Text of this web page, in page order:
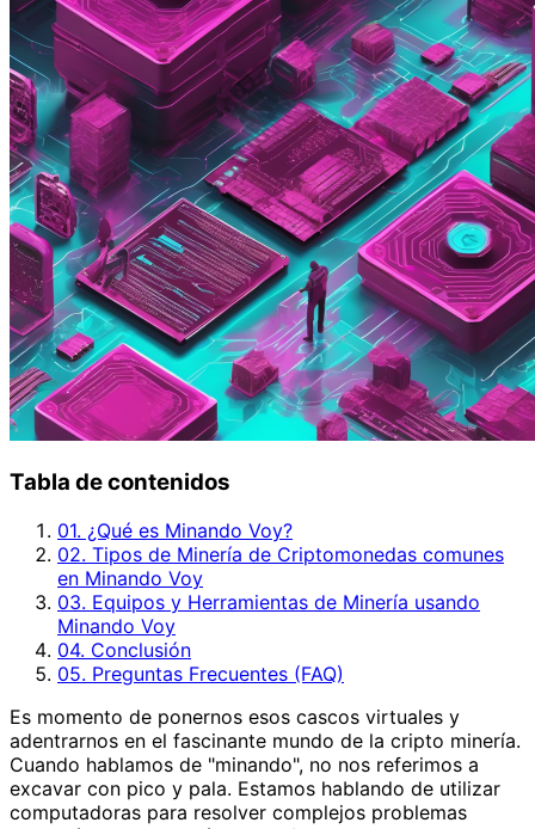
Tabla de contenidos
01. ¿Qué es Minando Voy?
02. Tipos de Minería de Criptomonedas comunes
en Minando Voy
03. Equipos y Herramientas de Minería usando
Minando Voy
04. Conclusión
05. Preguntas Frecuentes (FAQ)
Es momento de ponernos esos cascos virtuales y
adentrarnos en el fascinante mundo de la cripto minería.
Cuando hablamos de "minando", no nos referimos a
excavar con pico y pala. Estamos hablando de utilizar
computadoras para resolver complejos problemas